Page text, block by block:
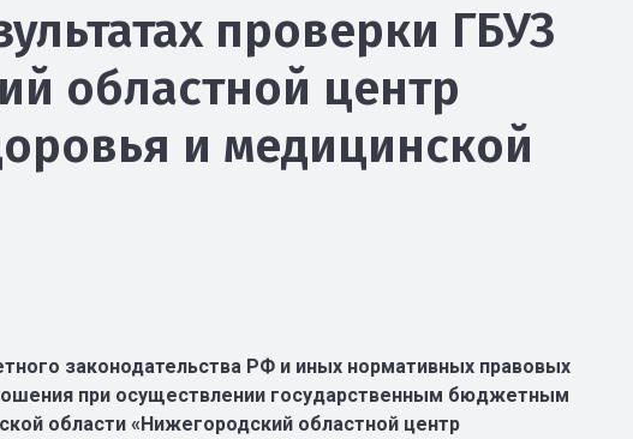
проверки ГБУЗ
областной центр
и медицинской
законодательства РФ и иных нормативных правовых
при осуществлении государственным бюджетным
области «Нижегородский областной центр